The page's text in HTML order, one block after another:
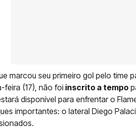
marcou seu primeiro gol pelo time
feira (17), não foi inscrito a tempo
disponível para enfrentar o
importantes: o lateral Diego